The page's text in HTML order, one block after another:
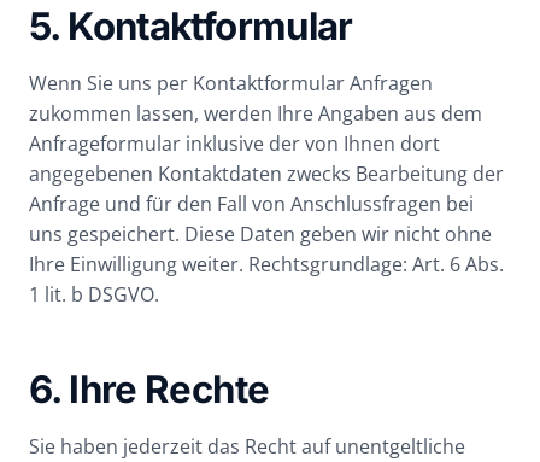
5. Kontaktformular
Wenn Sie uns per Kontaktformular Anfragen
zukommen lassen, werden Ihre Angaben aus dem
Anfrageformular inklusive der von Ihnen dort
angegebenen Kontaktdaten zwecks Bearbeitung der
Anfrage und für den Fall von Anschlussfragen bei
uns gespeichert. Diese Daten geben wir nicht ohne
Ihre Einwilligung weiter. Rechtsgrundlage: Art. 6 Abs.
1 lit. b DSGVO.
6. Ihre Rechte
Sie haben jederzeit das Recht auf unentgeltliche